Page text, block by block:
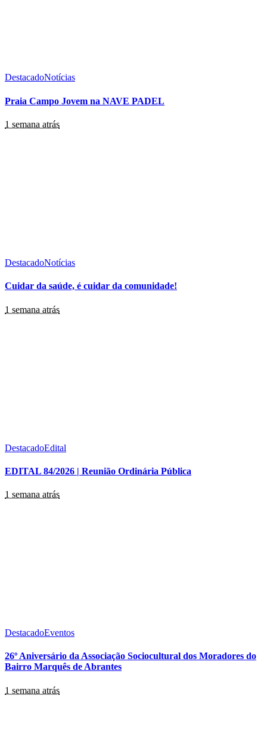
DestacadoNotícias
Praia Campo Jovem na NAVE PADEL
1 semana atrás
DestacadoNotícias
Cuidar da saúde, é cuidar da comunidade!
1 semana atrás
DestacadoEdital
EDITAL 84/2026 | Reunião Ordinária Pública
1 semana atrás
DestacadoEventos
26º Aniversário da Associação Sociocultural dos Moradores do
Bairro Marquês de Abrantes
1 semana atrás